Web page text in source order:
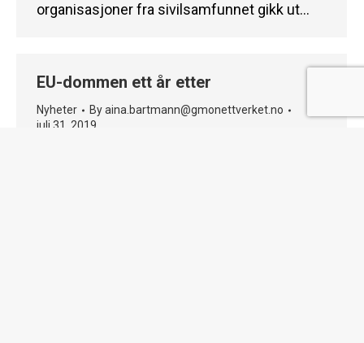
organisasjoner fra sivilsamfunnet gikk ut…
EU-dommen ett år etter
Nyheter Byaina.bartmann@gmonettverket.no
juli 31, 2019